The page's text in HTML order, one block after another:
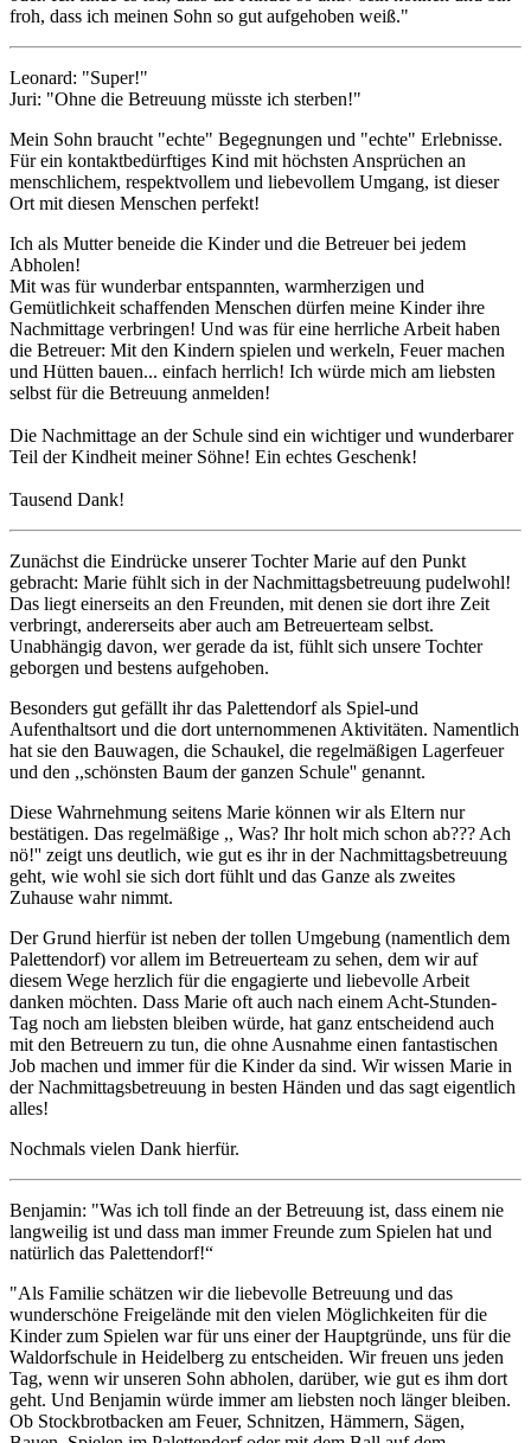
froh, dass ich meinen Sohn so gut aufgehoben weiß."
Leonard: "Super!"
Juri: "Ohne die Betreuung müsste ich sterben!"
Mein Sohn braucht "echte" Begegnungen und "echte" Erlebnisse.
Für ein kontaktbedürftiges Kind mit höchsten Ansprüchen an
menschlichem, respektvollem und liebevollem Umgang, ist dieser
Ort mit diesen Menschen perfekt!
Ich als Mutter beneide die Kinder und die Betreuer bei jedem
Abholen!
Mit was für wunderbar entspannten, warmherzigen und
Gemütlichkeit schaffenden Menschen dürfen meine Kinder ihre
Nachmittage verbringen! Und was für eine herrliche Arbeit haben
die Betreuer: Mit den Kindern spielen und werkeln, Feuer machen
und Hütten bauen... einfach herrlich! Ich würde mich am liebsten
selbst für die Betreuung anmelden!
Die Nachmittage an der Schule sind ein wichtiger und wunderbarer
Teil der Kindheit meiner Söhne! Ein echtes Geschenk!
Tausend Dank!
Zunächst die Eindrücke unserer Tochter Marie auf den Punkt
gebracht: Marie fühlt sich in der Nachmittagsbetreuung pudelwohl!
Das liegt einerseits an den Freunden, mit denen sie dort ihre Zeit
verbringt, andererseits aber auch am Betreuerteam selbst.
Unabhängig davon, wer gerade da ist, fühlt sich unsere Tochter
geborgen und bestens aufgehoben.
Besonders gut gefällt ihr das Palettendorf als Spiel-und
Aufenthaltsort und die dort unternommenen Aktivitäten. Namentlich
hat sie den Bauwagen, die Schaukel, die regelmäßigen Lagerfeuer
und den ,,schönsten Baum der ganzen Schule'' genannt.
Diese Wahrnehmung seitens Marie können wir als Eltern nur
bestätigen. Das regelmäßige ,, Was? Ihr holt mich schon ab??? Ach
nö!'' zeigt uns deutlich, wie gut es ihr in der Nachmittagsbetreuung
geht, wie wohl sie sich dort fühlt und das Ganze als zweites
Zuhause wahr nimmt.
Der Grund hierfür ist neben der tollen Umgebung (namentlich dem
Palettendorf) vor allem im Betreuerteam zu sehen, dem wir auf
diesem Wege herzlich für die engagierte und liebevolle Arbeit
danken möchten. Dass Marie oft auch nach einem Acht-Stunden-
Tag noch am liebsten bleiben würde, hat ganz entscheidend auch
mit den Betreuern zu tun, die ohne Ausnahme einen fantastischen
Job machen und immer für die Kinder da sind. Wir wissen Marie in
der Nachmittagsbetreuung in besten Händen und das sagt eigentlich
alles!
Nochmals vielen Dank hierfür.
Benjamin: "Was ich toll finde an der Betreuung ist, dass einem nie
langweilig ist und dass man immer Freunde zum Spielen hat und
natürlich das Palettendorf!“
"Als Familie schätzen wir die liebevolle Betreuung und das
wunderschöne Freigelände mit den vielen Möglichkeiten für die
Kinder zum Spielen war für uns einer der Hauptgründe, uns für die
Waldorfschule in Heidelberg zu entscheiden. Wir freuen uns jeden
Tag, wenn wir unseren Sohn abholen, darüber, wie gut es ihm dort
geht. Und Benjamin würde immer am liebsten noch länger bleiben.
Ob Stockbrotbacken am Feuer, Schnitzen, Hämmern, Sägen,